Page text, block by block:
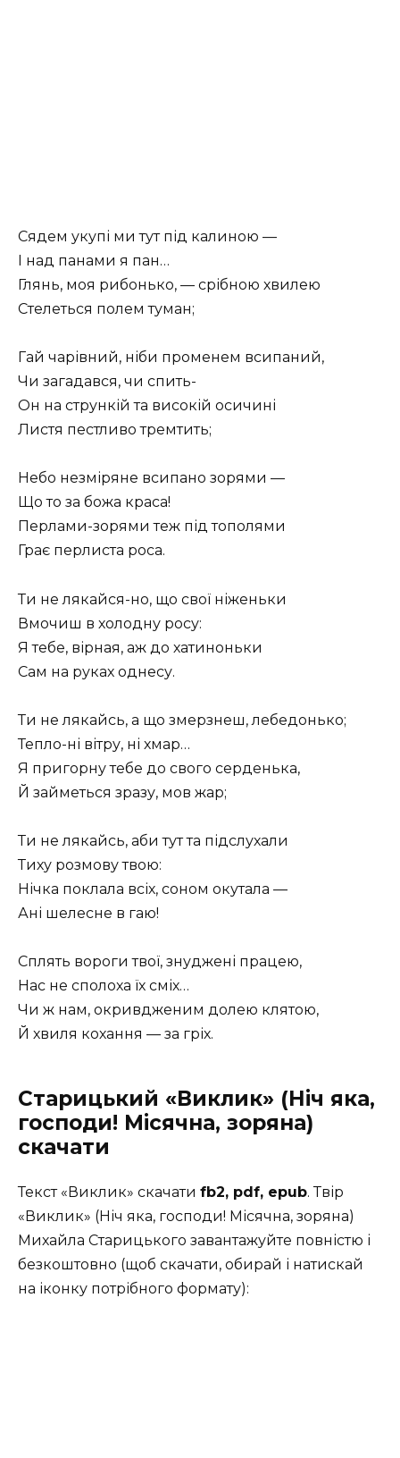
Сядем укупі ми тут під калиною —
І над панами я пан…
Глянь, моя рибонько, — срібною хвилею
Стелеться полем туман;
Гай чарівний, ніби променем всипаний,
Чи загадався, чи спить-
Он на стрункій та високій осичині
Листя пестливо тремтить;
Небо незміряне всипано зорями —
Що то за божа краса!
Перлами-зорями теж під тополями
Грає перлиста роса.
Ти не лякайся-но, що свої ніженьки
Вмочиш в холодну росу:
Я тебе, вірная, аж до хатиноньки
Сам на руках однесу.
Ти не лякайсь, а що змерзнеш, лебедонько;
Тепло-ні вітру, ні хмар…
Я пригорну тебе до свого серденька,
Й займеться зразу, мов жар;
Ти не лякайсь, аби тут та підслухали
Тиху розмову твою:
Нічка поклала всіх, соном окутала —
Ані шелесне в гаю!
Сплять вороги твої, знуджені працею,
Нас не сполоха їх сміх…
Чи ж нам, окривдженим долею клятою,
Й хвиля кохання — за гріх.
Старицький «Виклик» (Ніч яка,
господи! Місячна, зоряна)
скачати
Текст «Виклик» скачати fb2, pdf, epub. Твір
«Виклик» (Ніч яка, господи! Місячна, зоряна)
Михайла Старицького завантажуйте повністю і
безкоштовно (щоб скачати, обирай і натискай
на іконку потрібного формату):